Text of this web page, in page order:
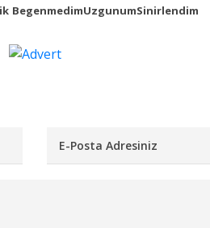
BegenmedimUzgunumSinirlendim